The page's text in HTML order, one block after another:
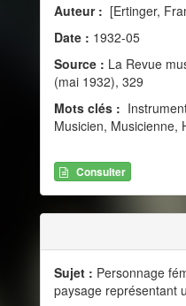
Auteur : [Ertinger,
Date : 1932-05
Source : La Revue
(mai 1932), 329
Mots clés :
Musicien, Musicienne,
Consulter
Sujet : Personnage
paysage représentant